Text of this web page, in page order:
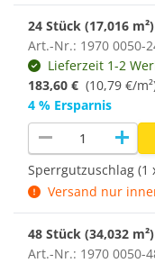
24 Stück (17,016 m²)
Art.-Nr.: 1970 0050-
Lieferzeit 1-2
183,60 € (10,79 €/
4 % Ersparnis
remove add
Sperrgutzuschlag (1
Versand nur
48 Stück (34,032 m²)
Art.-Nr.: 1970 0050-